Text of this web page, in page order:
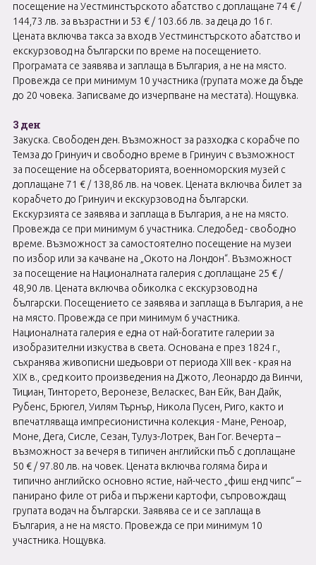
посещение на Уестминстърското абатство с доплащане 74 € /
144,73 лв. за възрастни и 53 € / 103.66 лв. за деца до 16 г.
Цената включва такса за вход в Уестминстърското абатство и
екскурзовод на български по време на посещението.
Програмата се заявява и заплаща в България, а не на място.
Провежда се при минимум 10 участника (групата може да бъде
до 20 човека. Записваме до изчерпване на местата). Нощувка.
3 ден
Закуска. Свободен ден. Възможност за разходка с корабче по
Темза до Гринуич и свободно време в Гринуич с възможност
за посещение на обсерваторията, военноморския музей с
доплащане 71 € / 138,86 лв. на човек. Цената включва билет за
корабчето до Гринуич и екскурзовод на български.
Екскурзията се заявява и заплаща в България, а не на място.
Провежда се при минимум 6 участника. Следобед - свободно
време. Възможност за самостоятелно посещение на музеи
по избор или за качване на „Окото на Лондон“. Възможност
за посещение на Националната галерия с доплащане 25 € /
48,90 лв. Цената включва обиколка с екскурзовод на
български. Посещението се заявява и заплаща в България, а не
на място. Провежда се при минимум 6 участника.
Националната галерия е една от най-богатите галерии за
изобразителни изкуства в света. Основана е през 1824 г.,
съхранява живописни шедьоври от периода XIII век - края на
XIX в., сред които произведения на Джото, Леонардо да Винчи,
Тициан, Тинторето, Веронезе, Веласкес, Ван Ейк, Ван Дайк,
Рубенс, Брюгел, Уилям Търнър, Никола Пусен, Риго, както и
впечатляваща импресионистична колекция - Мане, Реноар,
Моне, Дега, Сисле, Сезан, Тулуз-Лотрек, Ван Гог. Вечерта –
възможност за вечеря в типичен английски пъб с доплащане
50 € / 97.80 лв. на човек. Цената включва голяма бира и
типично английско основно ястие, най-често „фиш енд чипс“ –
панирано филе от риба и пържени картофи, съпровождащ
групата водач на български. Заявява се и се заплаща в
България, а не на място. Провежда се при минимум 10
участника. Нощувка.